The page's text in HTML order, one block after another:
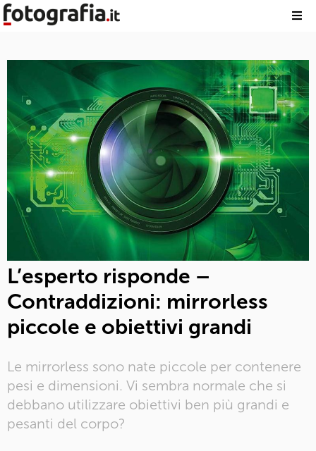
L’esperto risponde –
Contraddizioni: mirrorless
piccole e obiettivi grandi
Le mirrorless sono nate piccole per contenere
pesi e dimensioni. Vi sembra normale che si
debbano utilizzare obiettivi ben più grandi e
pesanti del corpo?